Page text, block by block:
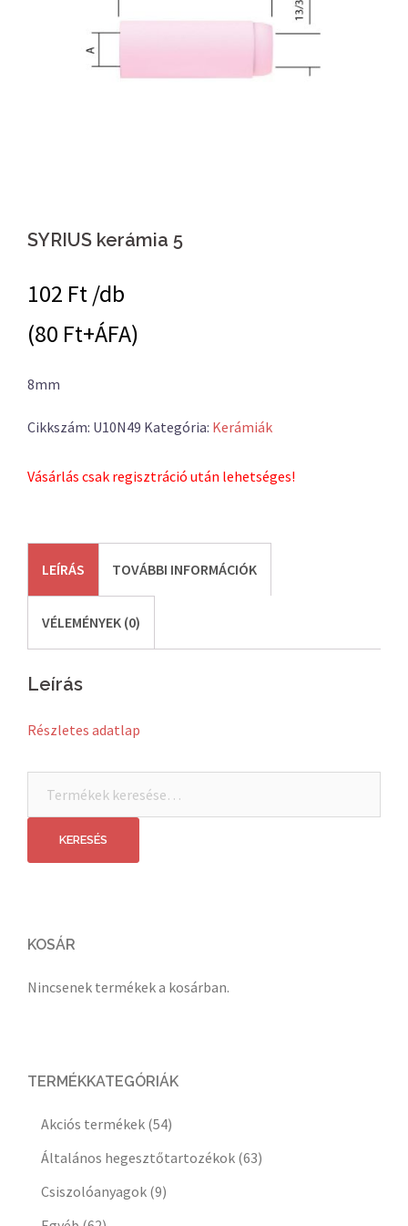
SYRIUS kerámia 5
102 Ft /db
(80 Ft+ÁFA)
8mm
Cikkszám: U10N49 Kategória: Kerámiák
Vásárlás csak regisztráció után lehetséges!
LEÍRÁS TOVÁBBI INFORMÁCIÓK
VÉLEMÉNYEK (0)
Leírás
Részletes adatlap
következőre:
KERESÉS
KOSÁR
Nincsenek termékek a kosárban.
TERMÉKKATEGÓRIÁK
Akciós termékek (54)
Általános hegesztőtartozékok (63)
Csiszolóanyagok (9)